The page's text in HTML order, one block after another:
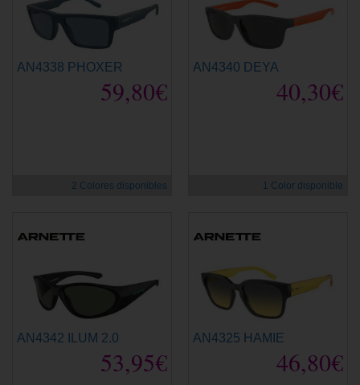
AN4338 PHOXER
59,80€
2 Colores disponibles
AN4340 DEYA
40,30€
1 Color disponible
AN4342 ILUM 2.0
53,95€
AN4325 HAMIE
46,80€